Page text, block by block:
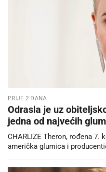
PRIJE 2 DANA
Odrasla je uz
jedna od najvećih
CHARLIZE Theron, rođena 7.
američka glumica i